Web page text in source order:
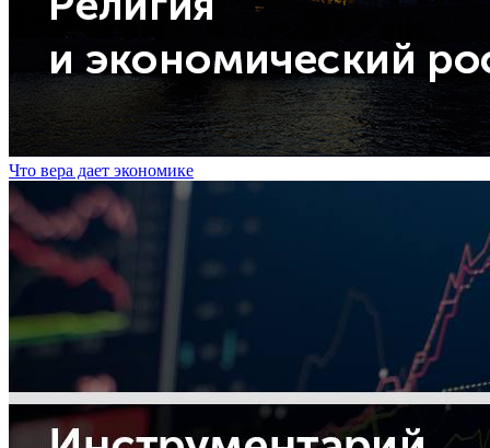
Что вера дает экономике